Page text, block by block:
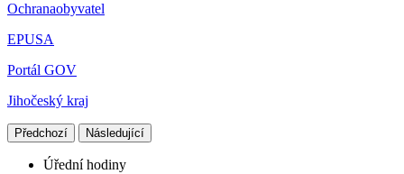
Ochranaobyvatel
EPUSA
Portál GOV
Jihočeský kraj
Předchozí Následující
Úřední hodiny